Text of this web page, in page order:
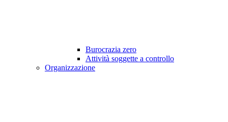
Burocrazia zero
Attività soggette a controllo
Organizzazione